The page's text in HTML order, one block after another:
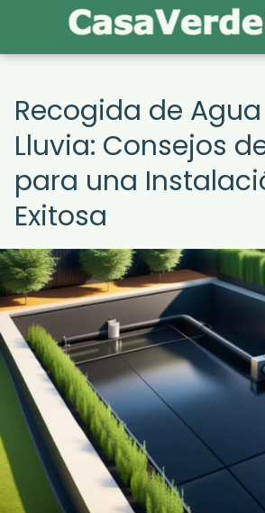
Recogida de
Lluvia: Consejos
para una
Exitosa